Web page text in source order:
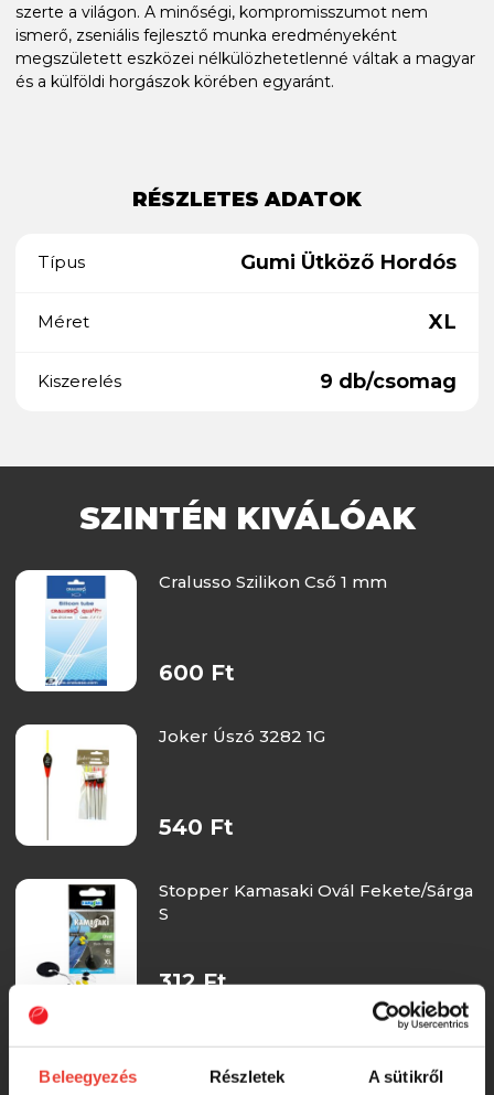
Beleegyezés Részletek A sütikről
szerte a világon. A minőségi, kompromisszumot nem
ismerő, zseniális fejlesztő munka eredményeként
megszületett eszközei nélkülözhetetlenné váltak a magyar
és a külföldi horgászok körében egyaránt.
RÉSZLETES ADATOK
Típus Gumi Ütköző Hordós
Méret XL
Kiszerelés 9 db/csomag
SZINTÉN KIVÁLÓAK
Cralusso Szilikon Cső 1 mm
600 Ft
Joker Úszó 3282 1G
540 Ft
Stopper Kamasaki Ovál Fekete/Sárga
S
312 Ft
Stopper Kamasaki Ovál Fekete/Sárga